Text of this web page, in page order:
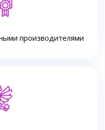
производителями